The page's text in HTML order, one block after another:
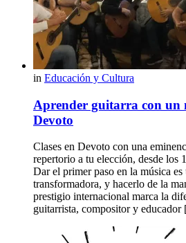
in Educación y Cultura
Aprender guitarra con un
Devoto
Clases en Devoto con una
repertorio a tu elección, desde los
Dar el primer paso en la música es
transformadora, y hacerlo de la
prestigio internacional marca la
guitarrista, compositor y